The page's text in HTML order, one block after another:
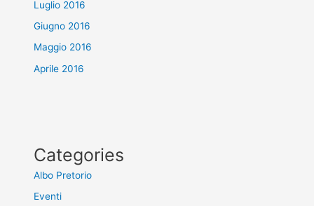
Luglio 2016
Giugno 2016
Maggio 2016
Aprile 2016
Categories
Albo Pretorio
Eventi